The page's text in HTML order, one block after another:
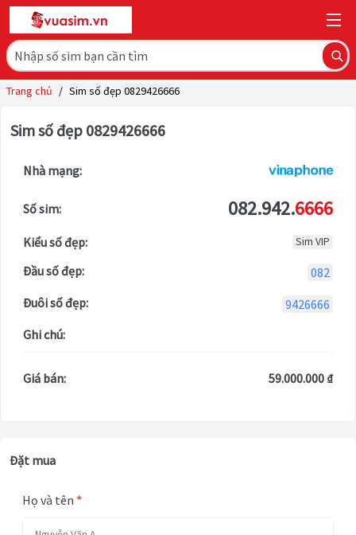
Trang chủ / Sim số đẹp 0829426666
Sim số đẹp 0829426666
Nhà mạng:
Số sim: 082.942.6666
Kiểu số đẹp: Sim VIP
Đầu số đẹp:
082
Đuôi số đẹp:
9426666
Ghi chú:
Giá bán: 59.000.000 ₫
Đặt mua
Họ và tên *